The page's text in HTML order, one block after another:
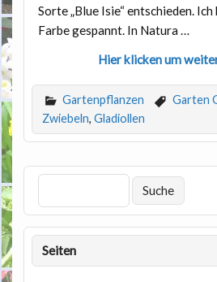
Sorte „Blue Isie“ entschieden.
Farbe gespannt. In Natura …
Hier klicken um
Gartenpflanzen Garten
Zwiebeln, Gladiollen
Seiten